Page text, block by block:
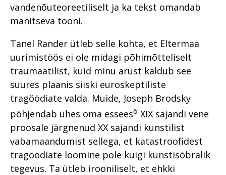
vandenõuteoreetiliselt ja ka tekst omandab
manitseva tooni.
Tanel Rander ütleb selle kohta, et Eltermaa
uurimistöös ei ole midagi põhimõtteliselt
traumaatilist, kuid minu arust kaldub see
suures plaanis siiski euroskeptiliste
tragöödiate valda. Muide, Joseph Brodsky
põhjendab ühes oma essees6 XIX sajandi vene
proosale järgnenud XX sajandi kunstilist
vabamaandumist sellega, et katastroofidest
tragöödiate loomine pole kuigi kunstisõbralik
tegevus. Ta ütleb irooniliselt, et ehkki